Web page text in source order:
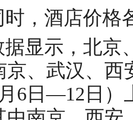
时，酒店价格
据显示，北京
京、武汉、
6日—12日）